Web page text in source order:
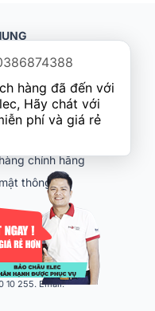
nghiệp (B2B)
chính hãng
thông tin
10 255. Email:
hàng đã đến với
Hãy chát với
phí và giá rẻ